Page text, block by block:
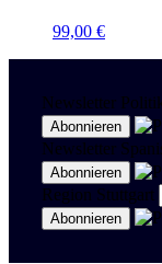
99,00 €
Newsletter
Newsletter
Region Stuttgart